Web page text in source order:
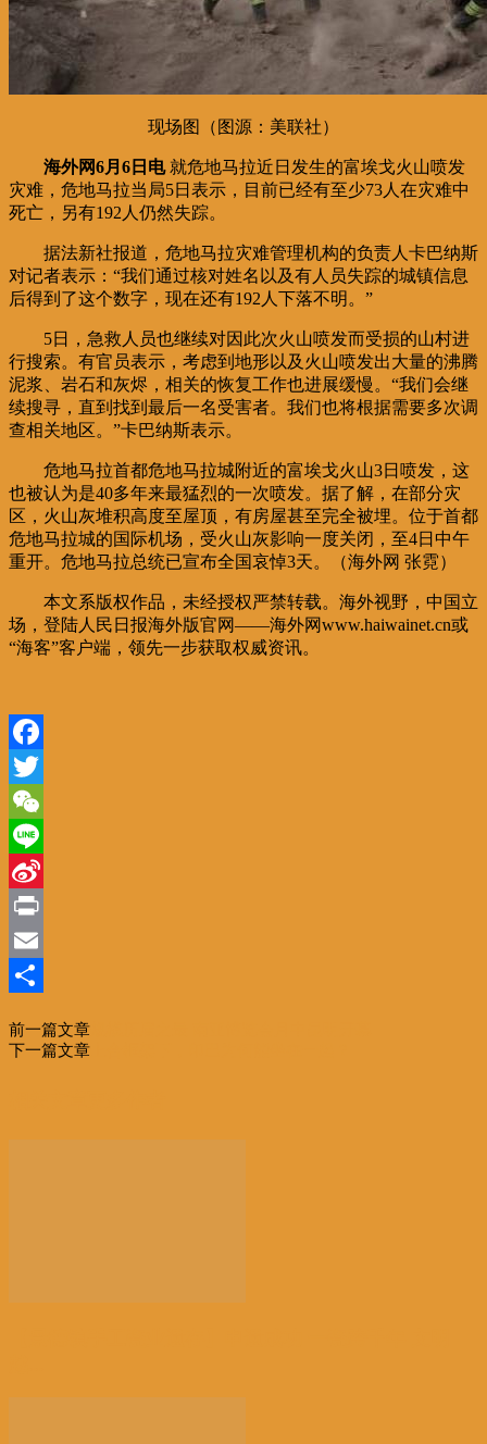
现场图（图源：美联社）
海外网6月6日电就危地马拉近日发生的富埃戈火山喷发
灾难，危地马拉当局5日表示，目前已经有至少73人在灾难中
死亡，另有192人仍然失踪。
据法新社报道，危地马拉灾难管理机构的负责人卡巴纳斯
对记者表示：“我们通过核对姓名以及有人员失踪的城镇信息
后得到了这个数字，现在还有192人下落不明。”
5日，急救人员也继续对因此次火山喷发而受损的山村进
行搜索。有官员表示，考虑到地形以及火山喷发出大量的沸腾
泥浆、岩石和灰烬，相关的恢复工作也进展缓慢。“我们会继
续搜寻，直到找到最后一名受害者。我们也将根据需要多次调
查相关地区。”卡巴纳斯表示。
危地马拉首都危地马拉城附近的富埃戈火山3日喷发，这
也被认为是40多年来最猛烈的一次喷发。据了解，在部分灾
区，火山灰堆积高度至屋顶，有房屋甚至完全被埋。位于首都
危地马拉城的国际机场，受火山灰影响一度关闭，至4日中午
重开。危地马拉总统已宣布全国哀悼3天。（海外网 张霓）
本文系版权作品，未经授权严禁转载。海外视野，中国立
场，登陆人民日报海外版官网——海外网www.haiwainet.cn或
“海客”客户端，领先一步获取权威资讯。
Facebook
Twitter
WeChat
Line
Sina
Weibo
Print
Email
享
前一篇文章
下一篇文章